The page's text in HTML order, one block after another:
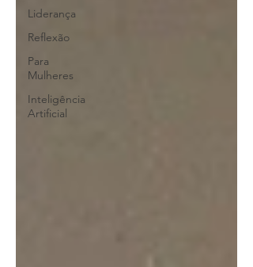
Liderança
Reflexão
Para
Mulheres
Inteligência
Artificial